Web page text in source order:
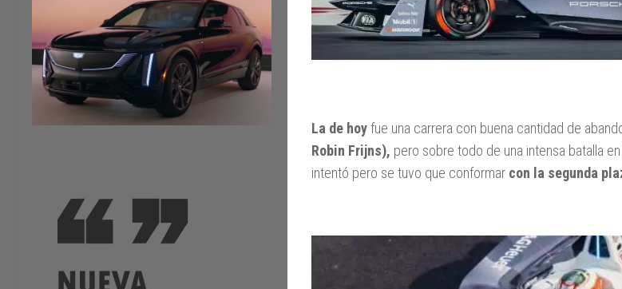
La de hoyfue una carrera con buena cantidad de
Robin Frijns), pero sobre todo de una intensa batalla
intentó pero se tuvo que conformar con la segunda